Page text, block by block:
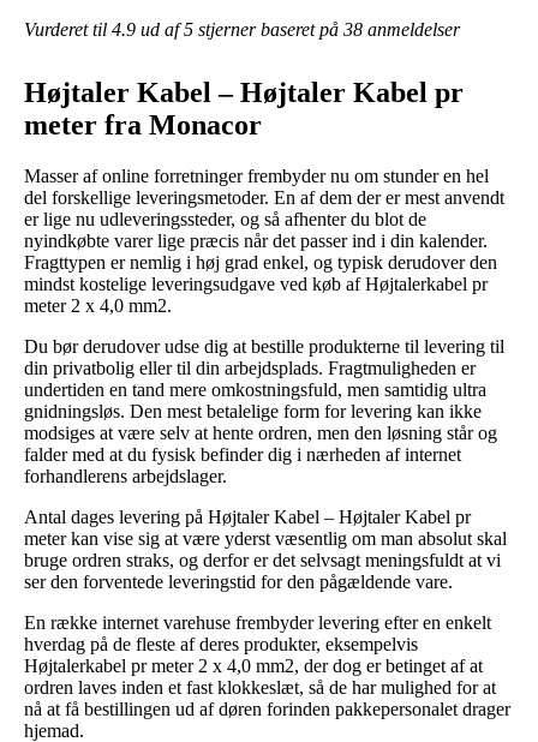
Vurderet til 4.9 ud af 5 stjerner baseret på 38 anmeldelser
Højtaler Kabel – Højtaler Kabel pr
meter fra Monacor
Masser af online forretninger frembyder nu om stunder en hel
del forskellige leveringsmetoder. En af dem der er mest anvendt
er lige nu udleveringssteder, og så afhenter du blot de
nyindkøbte varer lige præcis når det passer ind i din kalender.
Fragttypen er nemlig i høj grad enkel, og typisk derudover den
mindst kostelige leveringsudgave ved køb af Højtalerkabel pr
meter 2 x 4,0 mm2.
Du bør derudover udse dig at bestille produkterne til levering til
din privatbolig eller til din arbejdsplads. Fragtmuligheden er
undertiden en tand mere omkostningsfuld, men samtidig ultra
gnidningsløs. Den mest betalelige form for levering kan ikke
modsiges at være selv at hente ordren, men den løsning står og
falder med at du fysisk befinder dig i nærheden af internet
forhandlerens arbejdslager.
Antal dages levering på Højtaler Kabel – Højtaler Kabel pr
meter kan vise sig at være yderst væsentlig om man absolut skal
bruge ordren straks, og derfor er det selvsagt meningsfuldt at vi
ser den forventede leveringstid for den pågældende vare.
En række internet varehuse frembyder levering efter en enkelt
hverdag på de fleste af deres produkter, eksempelvis
Højtalerkabel pr meter 2 x 4,0 mm2, der dog er betinget af at
ordren laves inden et fast klokkeslæt, så de har mulighed for at
nå at få bestillingen ud af døren forinden pakkepersonalet drager
hjemad.